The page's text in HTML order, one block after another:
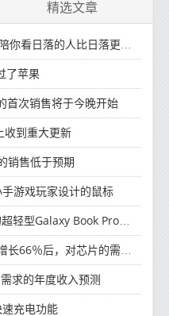
精选文章
看日落的人比日落更浪漫
了苹果
首次销售将于今晚开始
到重大更新
销售低于预期
游戏玩家设计的鼠标
Pro和Galaxy Book Pro 360笔记本电脑
％后，对芯片的需求将增强
求的年度收入预测
充电功能